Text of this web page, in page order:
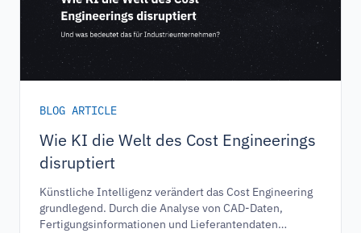
BLOG ARTICLE
Wie KI die Welt des Cost Engineerings
disruptiert
Künstliche Intelligenz verändert das Cost Engineering
grundlegend. Durch die Analyse von CAD-Daten,
Fertigungsinformationen und Lieferantendaten